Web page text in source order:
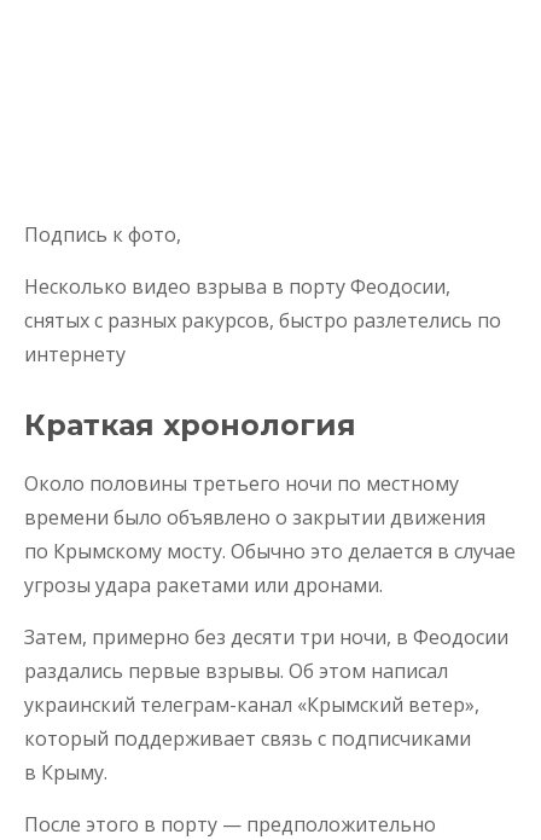
Подпись к фото,
Несколько видео взрыва в порту Феодосии,
снятых с разных ракурсов, быстро разлетелись по
интернету
Краткая хронология
Около половины третьего ночи по местному
времени было объявлено о закрытии движения
по Крымскому мосту. Обычно это делается в случае
угрозы удара ракетами или дронами.
Затем, примерно без десяти три ночи, в Феодосии
раздались первые взрывы. Об этом написал
украинский телеграм-канал «Крымский ветер»,
который поддерживает связь с подписчиками
в Крыму.
После этого в порту — предположительно